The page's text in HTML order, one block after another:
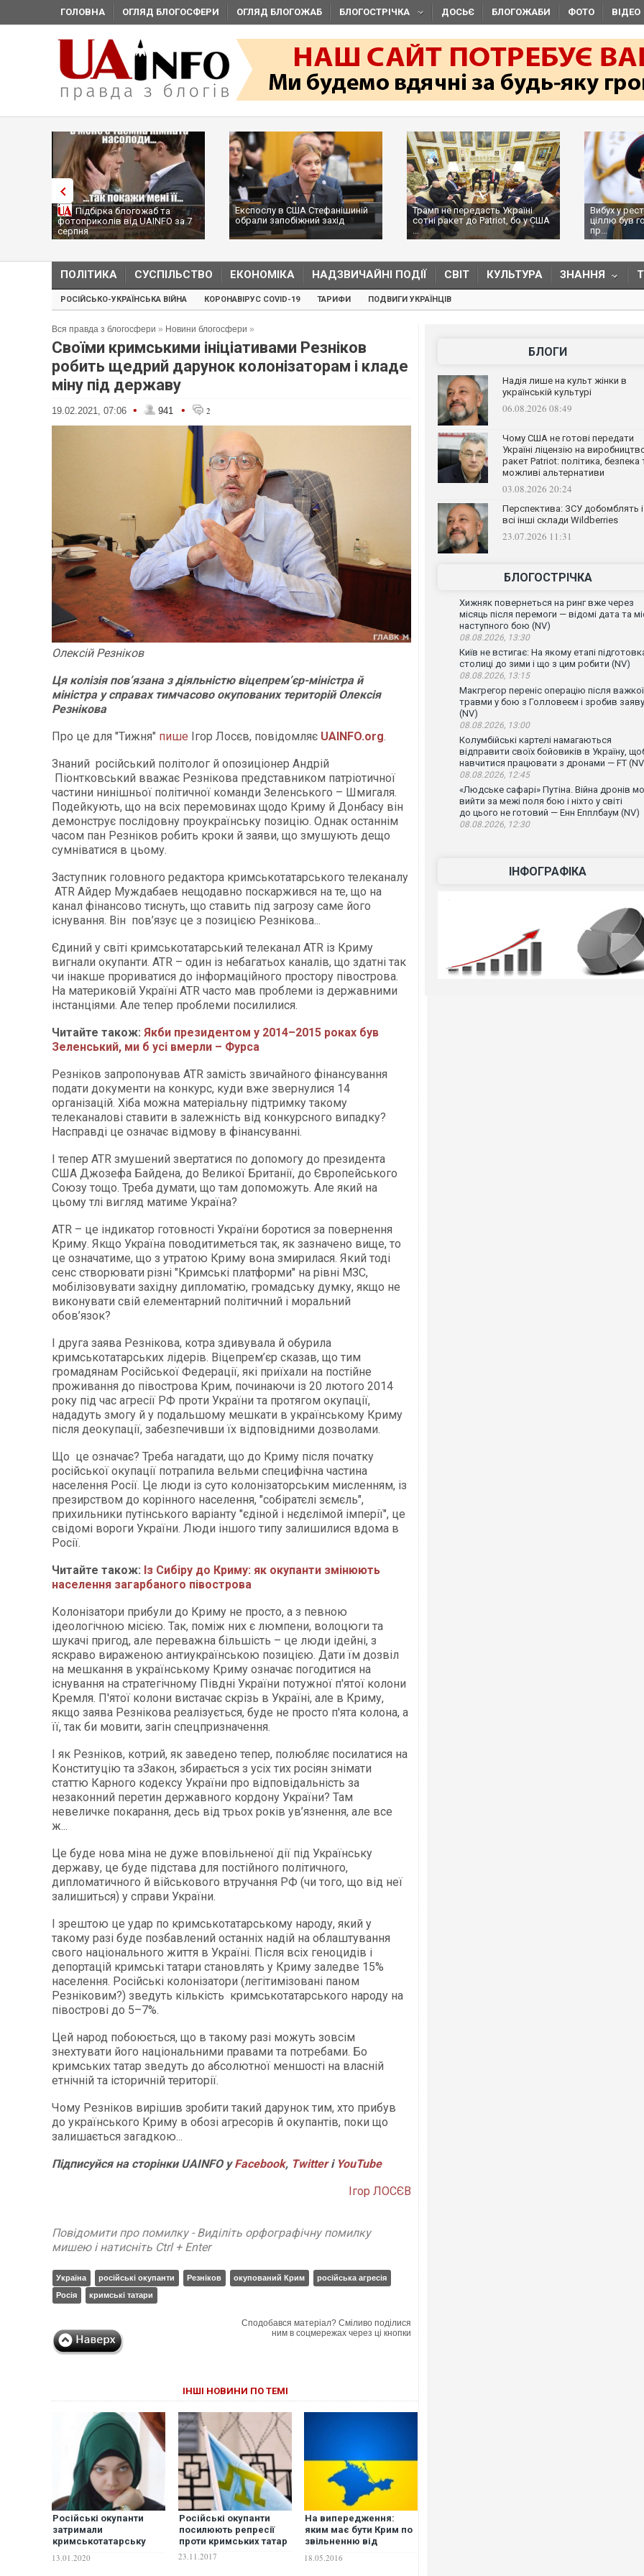
ГОЛОВНА ОГЛЯД БЛОГОСФЕРИ ОГЛЯД БЛОГОЖАБ БЛОГОСТРІЧКА ДОСЬЄ БЛОГОЖАБИ ФОТО ВІДЕО
Підбірка блогожаб та
фотоприколів від UAINFO за 7
серпня
Експослу в США Стефанішиній
обрали запобіжний захід
Трамп не передасть Україні
сотні ракет до Patriot, бо у США
...
Вибух у
ціллю був
пр...
ПОЛІТИКА СУСПІЛЬСТВО ЕКОНОМІКА НАДЗВИЧАЙНІ ПОДІЇ СВІТ КУЛЬТУРА ЗНАННЯ
РОСІЙСЬКО-УКРАЇНСЬКА ВІЙНА КОРОНАВІРУС COVID-19 ТАРИФИ ПОДВИГИ УКРАЇНЦІВ
Вся правда з блогосфери » Новини блогосфери »
Своїми кримськими ініціативами Резніков
робить щедрий дарунок колонізаторам і кладе
міну під державу
19.02.2021, 07:06 • 941 • 2
Олексій Резніков
Ця колізія пов’язана з діяльністю віцепрем’єр-міністра й
міністра у справах тимчасово окупованих територій Олексія
Резнікова
Про це для "Тижня" пише Ігор Лосєв, повідомляє UAINFO.org.
Знаний російський політолог й опозиціонер Андрій
Піонтковський вважає Резнікова представником патріотичної
частини нинішньої політичної команди Зеленського – Шмигаля.
Подейкують, що на всіх перемовинах щодо Криму й Донбасу він
демонструє послідовну проукраїнську позицію. Однак останнім
часом пан Резніков робить кроки й заяви, що змушують дещо
сумніватися в цьому.
Заступник головного редактора кримськотатарського телеканалу
ATR Айдер Муждабаев нещодавно поскаржився на те, що на
канал фінансово тиснуть, що ставить під загрозу саме його
існування. Він пов’язує це з позицією Резнікова...
Єдиний у світі кримськотатарський телеканал ATR із Криму
вигнали окупанти. ATR – один із небагатьох каналів, що здатні так
чи інакше прориватися до інформаційного простору півострова.
На материковій Україні ATR часто мав проблеми із державними
інстанціями. Але тепер проблеми посилилися.
Читайте також: Якби президентом у 2014–2015 роках був
Зеленський, ми б усі вмерли – Фурса
Резніков запропонував ATR замість звичайного фінансування
подати документи на конкурс, куди вже звернулися 14
організацій. Хіба можна матеріальну підтримку такому
телеканалові ставити в залежність від конкурсного випадку?
Насправді це означає відмову в фінансуванні.
І тепер ATR змушений звертатися по допомогу до президента
США Джозефа Байдена, до Великої Британії, до Європейського
Союзу тощо. Треба думати, що там допоможуть. Але який на
цьому тлі вигляд матиме Україна?
ATR – це індикатор готовності України боротися за повернення
Криму. Якщо Україна поводитиметься так, як зазначено вище, то
це означатиме, що з утратою Криму вона змирилася. Який тоді
сенс створювати різні "Кримські платформи" на рівні МЗС,
мобілізовувати західну дипломатію, громадську думку, якщо не
виконувати свій елементарний політичний і моральний
обов’язок?
І друга заява Резнікова, котра здивувала й обурила
кримськотатарських лідерів. Віцепрем’єр сказав, що тим
громадянам Російської Федерації, які приїхали на постійне
проживання до півострова Крим, починаючи із 20 лютого 2014
року під час агресії РФ проти України та протягом окупації,
нададуть змогу й у подальшому мешкати в українському Криму
після деокупації, забезпечивши їх відповідними дозволами.
Що це означає? Треба нагадати, що до Криму після початку
російської окупації потрапила вельми специфічна частина
населення Росії. Це люди із суто колонізаторським мисленням, із
презирством до корінного населення, "собіратєлі зємєль",
прихильники путінського варіанту "єдіной і нєдєлімой імперії", це
свідомі вороги України. Люди іншого типу залишилися вдома в
Росії.
Читайте також: Із Сибіру до Криму: як окупанти змінюють
населення загарбаного півострова
Колонізатори прибули до Криму не просто, а з певною
ідеологічною місією. Так, поміж них є люмпени, волоцюги та
шукачі пригод, але переважна більшість – це люди ідейні, з
яскраво вираженою антиукраїнською позицією. Дати їм дозвіл
на мешкання в українському Криму означає погодитися на
існування на стратегічному Півдні України потужної п'ятої колони
Кремля. П'ятої колони вистачає скрізь в Україні, але в Криму,
якщо заява Резнікова реалізується, буде не просто п'ята колона, а
її, так би мовити, загін спецпризначення.
І як Резніков, котрий, як заведено тепер, полюбляє посилатися на
Конституцію та зЗакон, збирається з усіх тих росіян знімати
статтю Карного кодексу України про відповідальність за
незаконний перетин державного кордону України? Там
невеличке покарання, десь від трьох років ув’язнення, але все
ж...
Це буде нова міна не дуже вповільненої дії під Українську
державу, це буде підстава для постійного політичного,
дипломатичного й військового втручання РФ (чи того, що від неї
залишиться) у справи України.
І зрештою це удар по кримськотатарському народу, який у
такому разі буде позбавлений останніх надій на облаштування
свого національного життя в Україні. Після всіх геноцидів і
депортацій кримські татари становлять у Криму заледве 15%
населення. Російські колонізатори (легітимізовані паном
Резніковим?) зведуть кількість кримськотатарського народу на
півострові до 5–7%.
Цей народ побоюється, що в такому разі можуть зовсім
знехтувати його національними правами та потребами. Бо
кримських татар зведуть до абсолютної меншості на власній
етнічній та історичній території.
Чому Резніков вирішив зробити такий дарунок тим, хто прибув
до українського Криму в обозі агресорів й окупантів, поки що
залишається загадкою...
Підписуйся на сторінки UAINFO уFacebook, Twitterі YouTube
Ігор ЛОСЄВ
Повідомити про помилку - Виділіть орфографічну помилку
мишею і натисніть Ctrl + Enter
Україна російські окупанти Резніков окупований Крим
російська агресія
Росія
кримські татари
Сподобався матеріал? Сміливо поділися
ним в соцмережах через ці кнопки
ІНШІ НОВИНИ ПО ТЕМІ
Російські окупанти
затримали
кримськотатарську
13.01.2020
Російські окупанти
посилюють репресії
проти кримських татар
23.11.2017
На випередження:
яким має бути Крим по
звільненню від
18.05.2016
БЛОГИ
Надія лише на культ жінки в
українській культурі
06.08.2026 08:49
Чому США не готові передати
Україні ліцензію на
ракет Patriot: політика, безпека
можливі альтернативи
03.08.2026 20:24
Перспектива: ЗСУ добомблять і
всі інші склади Wildberries
23.07.2026 11:31
БЛОГОСТРІЧКА
Хижняк повернеться на ринг вже через
місяць після перемоги — відомі дата та
наступного бою (NV)
08.08.2026, 13:30
Київ не встигає: На якому етапі
столиці до зими і що з цим робити (NV)
08.08.2026, 13:15
Макгрегор переніс операцію після важкої
травми у бою з Голловеєм і зробив заяву
(NV)
08.08.2026, 13:00
Колумбійські картелі намагаються
відправити своїх бойовиків в Україну,
навчитися працювати з дронами — FT
08.08.2026, 12:45
«Людське сафарі» Путіна. Війна дронів
вийти за межі поля бою і ніхто у світі
до цього не готовий — Енн Епплбаум (NV)
08.08.2026, 12:30
ІНФОГРАФІКА